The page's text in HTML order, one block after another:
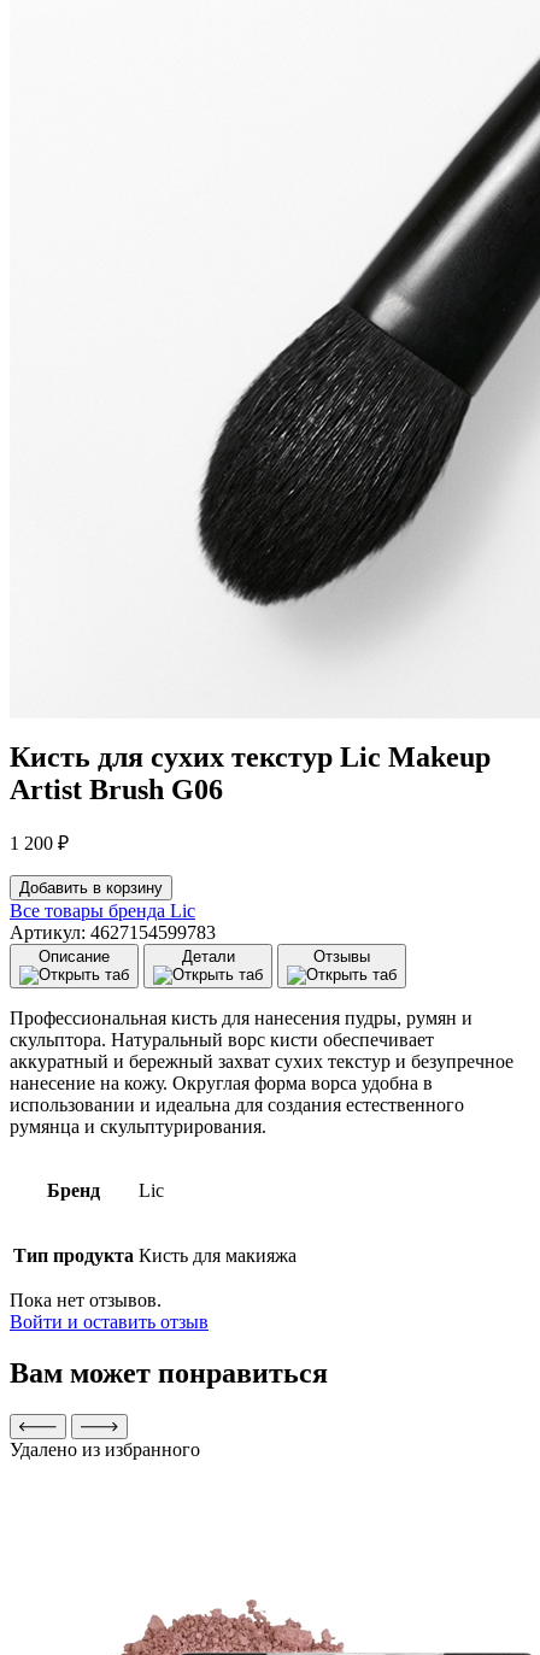
Кисть для сухих текстур Lic Makeup
Artist Brush G06
1 200 ₽
Количество
товара
Кисть
для
сухих
текстур
Lic
Makeup
Artist
Brush
G06
Добавить в корзину
Все товары бренда Lic
Артикул: 4627154599783
Описание Детали Отзывы
Профессиональная кисть для нанесения пудры, румян и
скульптора. Натуральный ворс кисти обеспечивает
аккуратный и бережный захват сухих текстур и безупречное
нанесение на кожу. Округлая форма ворса удобна в
использовании и идеальна для создания естественного
румянца и скульптурирования.
Бренд Lic
Тип продукта Кисть для макияжа
Пока нет отзывов.
Войти и оставить отзыв
Вам может понравиться
Удалено из избранного